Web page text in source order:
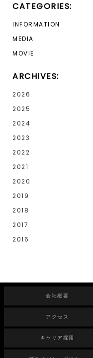
CATEGORIES:
INFORMATION
MEDIA
MOVIE
ARCHIVES:
2026
2025
2024
2023
2022
2021
2020
2019
2018
2017
2016
会社概要
アクセス
キャリア採用